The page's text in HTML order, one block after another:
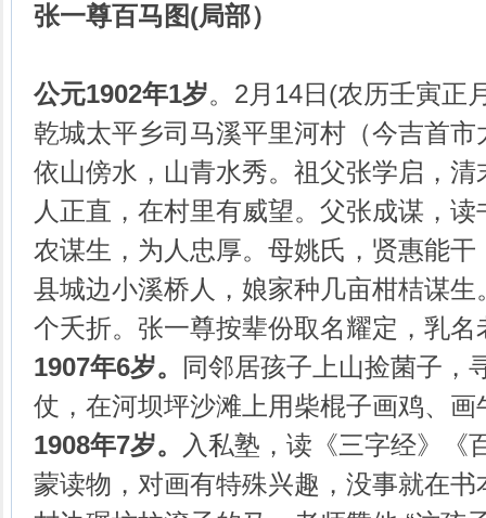
张一尊百马图(局部）
公元1902年1岁。2月14日(农历壬寅正
乾城太平乡司马溪平里河村（今吉首
依山傍水，山青水秀。祖父张学启，
人正直，在村里有威望。父张成谋，
农谋生，为人忠厚。母姚氏，贤惠能
县城边小溪桥人，娘家种几亩柑桔谋
个夭折。张一尊按辈份取名耀定，乳
1907年6岁。
同邻居孩子上山捡菌子，
仗，在河坝坪沙滩上用柴棍子画鸡、
1908年7岁。
入私塾，读《三字经》《
蒙读物，对画有特殊兴趣，没事就在